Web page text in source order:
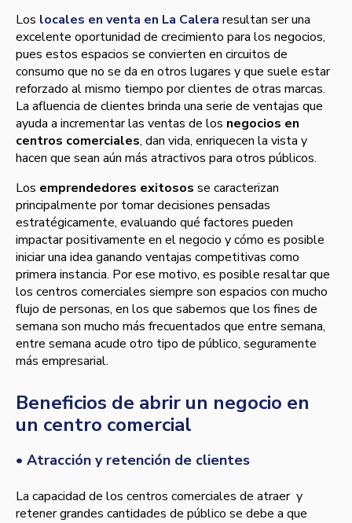
Los locales en venta en La Calera resultan ser una
excelente oportunidad de crecimiento para los negocios,
pues estos espacios se convierten en circuitos de
consumo que no se da en otros lugares y que suele estar
reforzado al mismo tiempo por clientes de otras marcas.
La afluencia de clientes brinda una serie de ventajas que
ayuda a incrementar las ventas de los negocios en
centros comerciales, dan vida, enriquecen la vista y
hacen que sean aún más atractivos para otros públicos.
Los emprendedores exitosos se caracterizan
principalmente por tomar decisiones pensadas
estratégicamente, evaluando qué factores pueden
impactar positivamente en el negocio y cómo es posible
iniciar una idea ganando ventajas competitivas como
primera instancia. Por ese motivo, es posible resaltar que
los centros comerciales siempre son espacios con mucho
flujo de personas, en los que sabemos que los fines de
semana son mucho más frecuentados que entre semana,
entre semana acude otro tipo de público, seguramente
más empresarial.
Beneficios de abrir un negocio en
un centro comercial
• Atracción y retención de clientes
La capacidad de los centros comerciales de atraer y
retener grandes cantidades de público se debe a que